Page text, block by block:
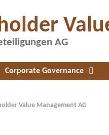
AG
Corporate Governance
Value Management AG